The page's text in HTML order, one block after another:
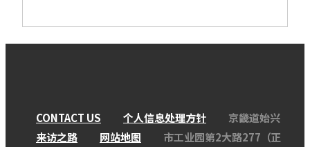
CONTACT US
个人信息处理方针
来访之路
网站地图
京畿道始兴
市工业园第2大路277（正